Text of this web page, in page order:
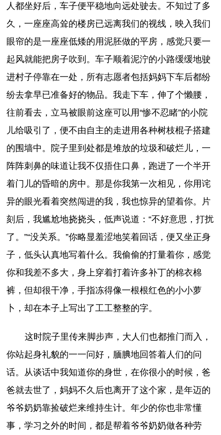
人都坐好后，车子便平稳地向远处驶去。不知过了多
久，一座座高耸的楼房已远离我们的视线，映入我们
眼帘的是一座座低矮的用泥胚做的平房，感觉只要一
起风就能把房子吹到。车子顺着泥泞的小路缓缓地驶
进村子停靠在一处，所有志愿者包括妈妈下车后都纷
纷去拿早已准备好的物品。我走下车，伸了个懒腰，
往前看去，立马被眼前这座可以用“惨不忍睹”的小院
儿给吸引了，便不由自主的走进用各种树枝棍子搭建
的围墙中。院子里到处都是堆放的垃圾和破烂儿，一
阵阵刺鼻的味道让我不仅捂住口鼻，跑进了一个半开
着门儿的昏暗的房中。那是你我第一次相见，你用诧
异的眼光看着突然闯进的我，我也惊异的望着你。片
刻后，我尴尬地挠挠头，低声说道：“不好意思，打扰
了。”“没关系。”你略显羞涩地笑着回话，便又坐正身
子，低头认真地写着什么。我偷偷的打量着你，感觉
你和我差不多大，身上穿着打着许多补丁的棉衣棉
裤，但却很干净，手指冻得像一根根红色的小小萝
卜，却在本子上写出了工工整整的字。
这时院子里传来脚步声，大人们也都推门而入，
你站起身礼貌的一一问好，腼腆地回答着人们的问
话。从谈话中我知道你的身世，在你很小的时候，爸
爸就去世了，妈妈不久后也离开了这个家，是年迈的
爷爷奶奶靠捡破烂来维持生计。年少的你也非常懂
事，学习之外的时间，都是帮着爷爷奶奶做各种劳